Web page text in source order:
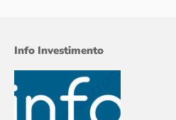
Info Investimento